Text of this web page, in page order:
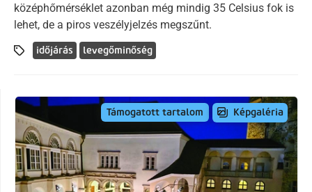
középhőmérséklet azonban még mindig 35 Celsius fok is
lehet, de a piros veszélyjelzés megszűnt.
időjárás levegőminőség
Támogatott tartalom Képgaléria